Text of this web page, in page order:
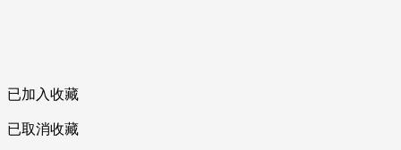
已加入收藏
已取消收藏